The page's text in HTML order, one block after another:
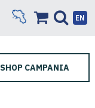
EN
SHOP CAMPANIA